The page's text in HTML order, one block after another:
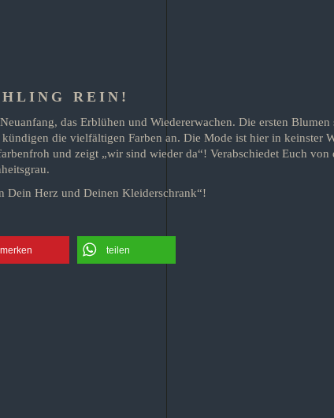
REIN!
das Erblühen und Wiedererwachen. Die ersten Blumen
die vielfältigen Farben an. Die Mode ist hier in keinster
und zeigt „wir sind wieder da“! Verabschiedet Euch von
Dein Herz und Deinen Kleiderschrank“!
merken teilen